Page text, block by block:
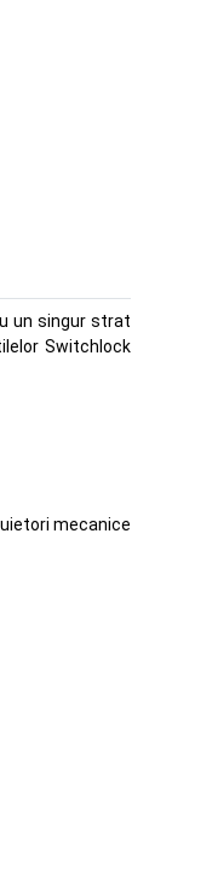
un singur strat
Switchlock
mecanice